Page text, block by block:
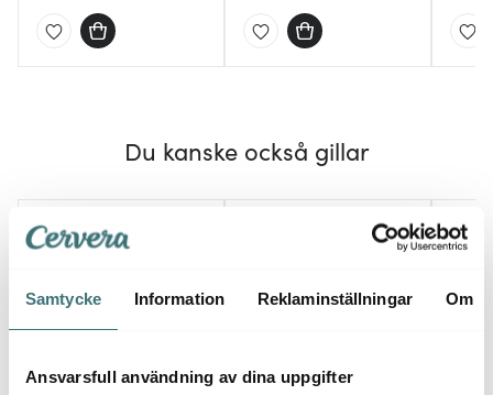
Samtycke Information Reklaminställningar Om
Ansvarsfull användning av dina uppgifter
Du kanske också gillar